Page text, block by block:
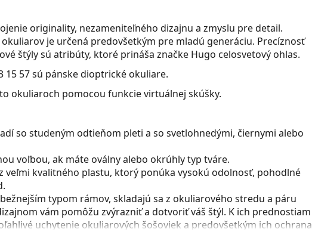
originality, nezameniteľného dizajnu a zmyslu pre detail.
je určená predovšetkým pre mladú generáciu. Precíznosť
štýly sú atribúty, ktoré prináša značke Hugo celosvetový ohlas.
15 57sú pánske dioptrické okuliare.
okuliaroch pomocou funkcie virtuálnej skúšky.
so studeným odtieňom pleti a so svetlohnedými, čiernymi alebo
voľbou, ak máte oválny alebo okrúhly typ tváre.
veľmi kvalitného plastu, ktorý ponúka vysokú odolnosť, pohodlné
typom rámov, skladajú sa z okuliarového stredu a páru
vám pomôžu zvýrazniť a dotvoriť váš štýl. K ich prednostiam
uchytenie okuliarových šošoviek a predovšetkým ich ochrana